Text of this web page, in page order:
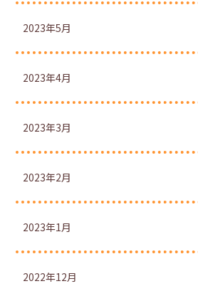
2023年5月
2023年4月
2023年3月
2023年2月
2023年1月
2022年12月